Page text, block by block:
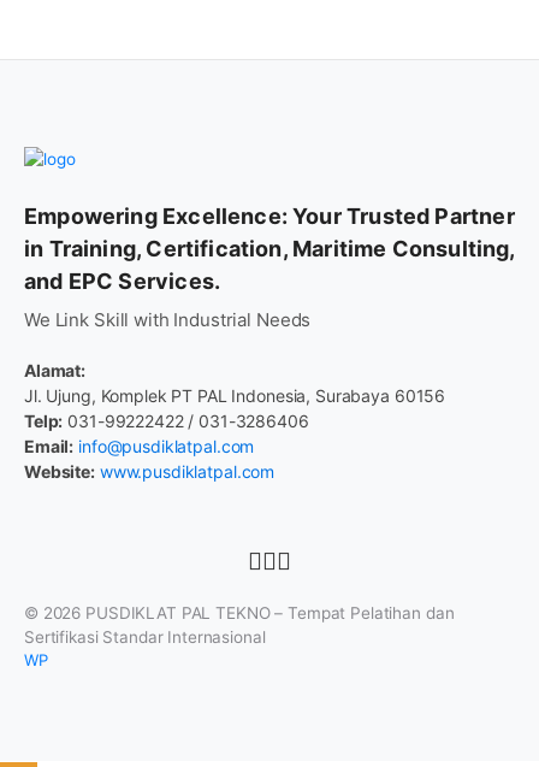
Empowering Excellence: Your Trusted Partner
in Training, Certification, Maritime Consulting,
and EPC Services.
We Link Skill with Industrial Needs
Alamat:
Jl. Ujung, Komplek PT PAL Indonesia, Surabaya 60156
Telp: 031-99222422 / 031-3286406
Email: info@pusdiklatpal.com
Website: www.pusdiklatpal.com
© 2026 PUSDIKLAT PAL TEKNO – Tempat Pelatihan dan
Sertifikasi Standar Internasional
WP